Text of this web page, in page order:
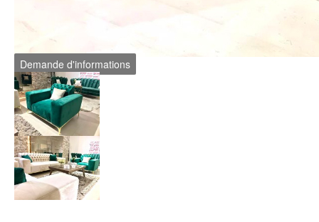
Demande d'informations